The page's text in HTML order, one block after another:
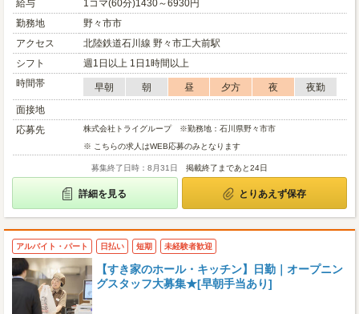
給与
1コマ(60分)1430～6930円
勤務地
野々市市
アクセス
北陸鉄道石川線 野々市工大前駅
シフト
週1日以上 1日1時間以上
時間帯
早朝 朝 昼 夕方 夜
夜勤
面接地
応募先
株式会社トライグループ ※勤務地：石川県野々市市
※ こちらの求人はWEB応募のみとなります
募集終了日時：8月31日 掲載終了まであと24日
詳細を見る とりあえず保存
アルバイト・パート 日払い 短期 未経験者歓迎
【すき家のホール・キッチン】日勤｜オープニン
グスタッフ大募集★[早朝手当あり]